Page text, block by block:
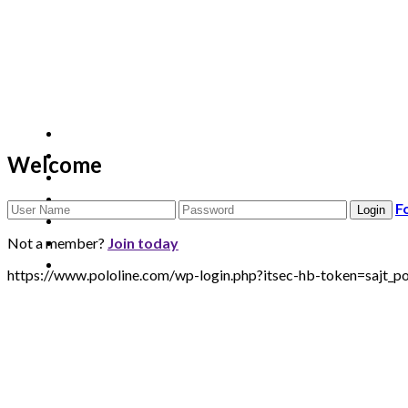
Welcome
Not a member? Join today
https://www.pololine.com/wp-login.php?itsec-hb-